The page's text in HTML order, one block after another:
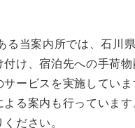
る当案内所では、石川
け、宿泊先への手荷
ービスを実施してい
る案内も行っていま
ださい。